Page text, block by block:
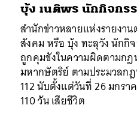
บุ้ง เนติพร นักกิจกร
สำนักข่าวหลายแห่งรายงา
สังคม หรือ บุ้ง ทะลุวัง นักกิ
ถูกคุมขังในความผิดตามก
มหากษัตริย์ ตามประมวลก
112 นับตั้งแต่วันที่ 26 มกรา
110 วัน เสียชีวิต